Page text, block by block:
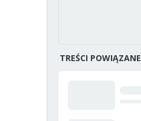
TREŚCI POWIĄZANE